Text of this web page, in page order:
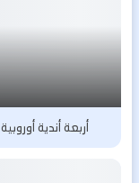
أربعة أندية